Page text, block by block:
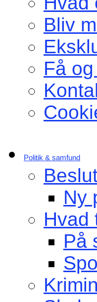
Bliv
Få
Politik & samfund
Ny
Hvad
På